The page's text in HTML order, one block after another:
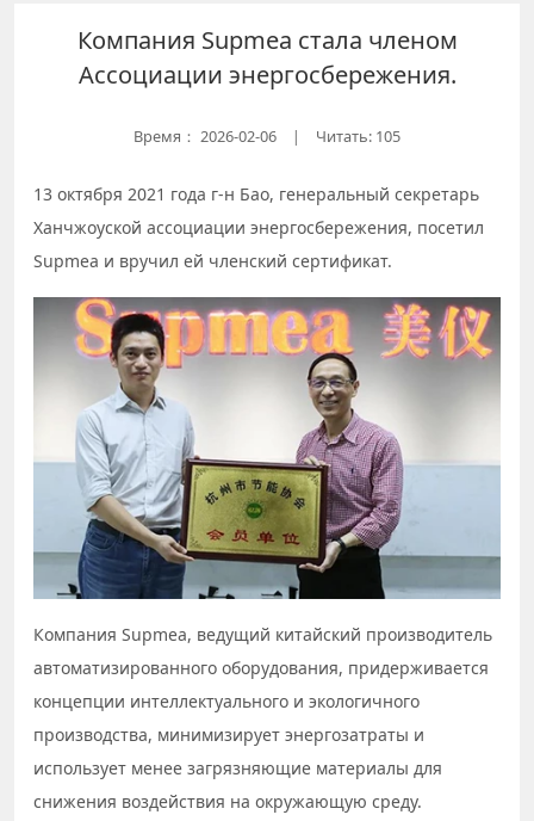
Компания Supmea стала членом
Ассоциации энергосбережения.
Время： 2026-02-06 | Читать: 105
13 октября 2021 года г-н Бао, генеральный секретарь
Ханчжоуской ассоциации энергосбережения, посетил
Supmea и вручил ей членский сертификат.
Компания Supmea, ведущий китайский производитель
автоматизированного оборудования, придерживается
концепции интеллектуального и экологичного
производства, минимизирует энергозатраты и
использует менее загрязняющие материалы для
снижения воздействия на окружающую среду.